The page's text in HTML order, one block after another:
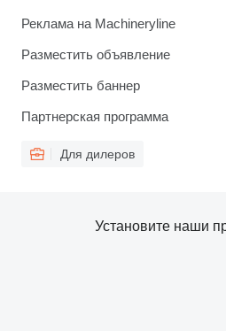
Реклама на Machineryline
Разместить объявление
Разместить баннер
Партнерская программа
Для дилеров
Установите наши